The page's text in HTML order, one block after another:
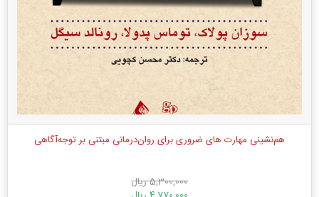
هم‌نشینی مهارت های ضروری برای روان‌درمانی مبتنی بر توجه‌آگاهی
5,300,000 ریال